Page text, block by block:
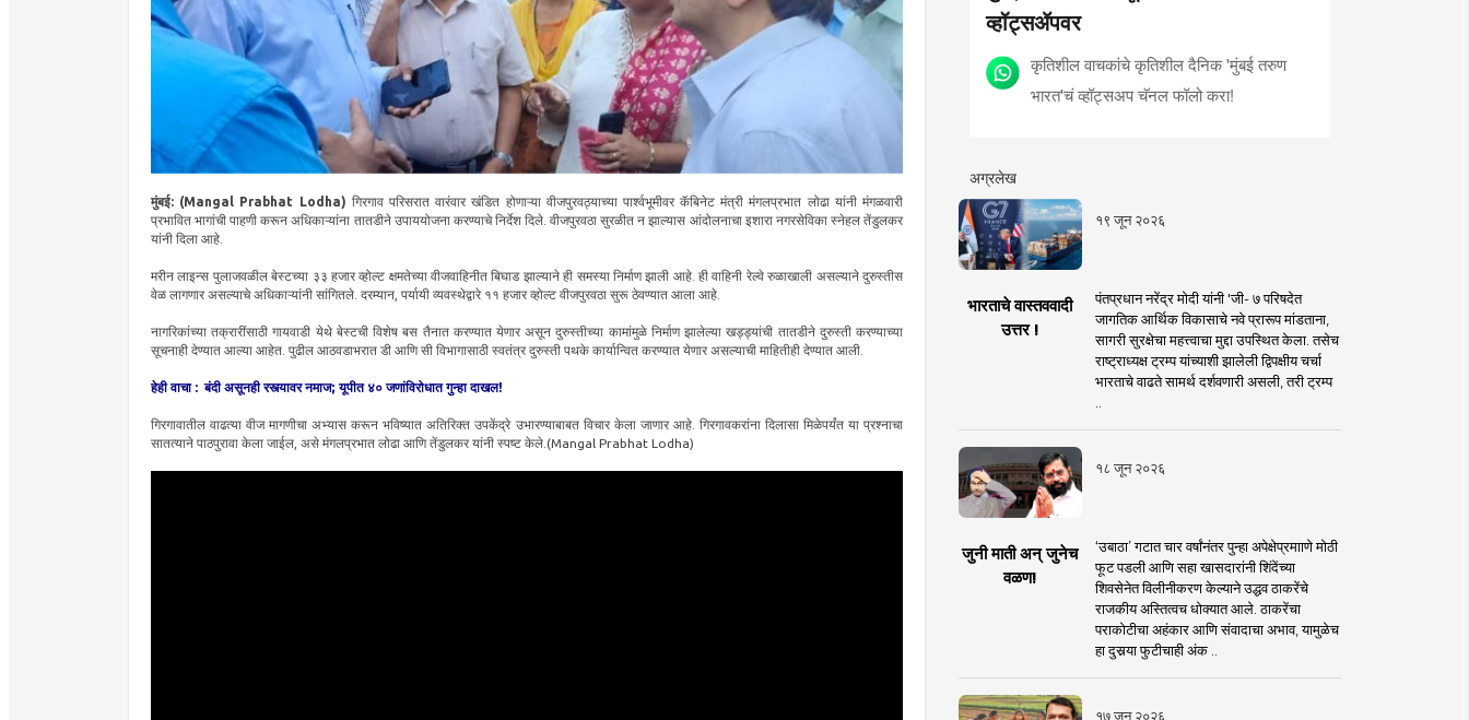
मुंबई: (Mangal Prabhat Lodha) गिरगाव परिसरात वारंवार खंडित होणाऱ्या वीजपुरवठ्याच्या पार्श्वभूमीवर कॅबिनेट मंत्री मंगलप्रभात लोढा यांनी मंगळवारी
प्रभावित भागांची पाहणी करून अधिकाऱ्यांना तातडीने उपाययोजना करण्याचे निर्देश दिले. वीजपुरवठा सुरळीत न झाल्यास आंदोलनाचा इशारा नगरसेविका स्नेहल तेंडुलकर
यांनी दिला आहे.
मरीन लाइन्स पुलाजवळील बेस्टच्या ३३ हजार व्होल्ट क्षमतेच्या वीजवाहिनीत बिघाड झाल्याने ही समस्या निर्माण झाली आहे. ही वाहिनी रेल्वे रुळाखाली असल्याने दुरुस्तीस
वेळ लागणार असल्याचे अधिकाऱ्यांनी सांगितले. दरम्यान, पर्यायी व्यवस्थेद्वारे ११ हजार व्होल्ट वीजपुरवठा सुरू ठेवण्यात आला आहे.
नागरिकांच्या तक्रारींसाठी गायवाडी येथे बेस्टची विशेष बस तैनात करण्यात येणार असून दुरुस्तीच्या कामांमुळे निर्माण झालेल्या खड्ड्यांची तातडीने दुरुस्ती करण्याच्या
सूचनाही देण्यात आल्या आहेत. पुढील आठवडाभरात डी आणि सी विभागासाठी स्वतंत्र दुरुस्ती पथके कार्यान्वित करण्यात येणार असल्याची माहितीही देण्यात आली.
हेही वाचा :बंदी असूनही रस्त्यावर नमाज; यूपीत ४० जणांविरोधात गुन्हा दाखल!
गिरगावातील वाढत्या वीज मागणीचा अभ्यास करून भविष्यात अतिरिक्त उपकेंद्रे उभारण्याबाबत विचार केला जाणार आहे. गिरगावकरांना दिलासा मिळेपर्यंत या प्रश्नाचा
सातत्याने पाठपुरावा केला जाईल, असे मंगलप्रभात लोढा आणि तेंडुलकर यांनी स्पष्ट केले.(Mangal Prabhat Lodha)
व्हॉट्सॲपवर
कृतिशील वाचकांचे कृतिशील दैनिक 'मुंबई तरुण
भारत'चं व्हॉट्सअप चॅनल फॉलो करा!
अग्रलेख
१९ जून २०२६
भारताचे वास्तववादी
उत्तर !
पंतप्रधान नरेंद्र मोदी यांनी 'जी- ७ परिषदेत
जागतिक आर्थिक विकासाचे नवे प्रारूप मांडताना,
सागरी सुरक्षेचा महत्त्वाचा मुद्दा उपस्थित केला. तसेच
राष्ट्राध्यक्ष ट्रम्प यांच्याशी झालेली द्विपक्षीय चर्चा
भारताचे वाढते सामर्थ दर्शवणारी असली, तरी ट्रम्प
१८ जून २०२६
जुनी माती अन् जुनेच
वळण!
‘उबाठा’ गटात चार वर्षांनंतर पुन्हा अपेक्षेप्रमााणे मोठी
फूट पडली आणि सहा खासदारांनी शिंदेंच्या
शिवसेनेत विलीनीकरण केल्याने उद्धव ठाकरेंचे
राजकीय अस्तित्वच धोक्यात आले. ठाकरेंचा
पराकोटीचा अहंकार आणि संवादाचा अभाव, यामुळेच
हा दुसर्‍या फुटीचाही अंक ..
१७ जून २०२६